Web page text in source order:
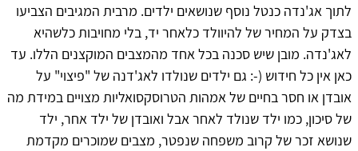
לתוך אג'נדה כנטל נוסף שנושאים ילדים. מרבית המגיבים הצביעו
בצדק על המחיר של להיוולד כלאחר יד, בלי מחויבות כלשהיא
לאג'נדה. מובן שיש סכנה בכל אחד מהמצבים המוקצנים הללו. עד
כאן אין כל חידוש (-: גם ילדים שנולדו לאג'דנה של "פיצוי" על
אובדן או חסר בחיים של אמהות הטרוסקסואליות מצויים במידת מה
של סיכון, כמו ילד שנולד לאחר אבל ואובדן של ילד אחר, ילד
שנושא זכר של קרוב משפחה שנפטר, מצבים שמוכרים מקדמת